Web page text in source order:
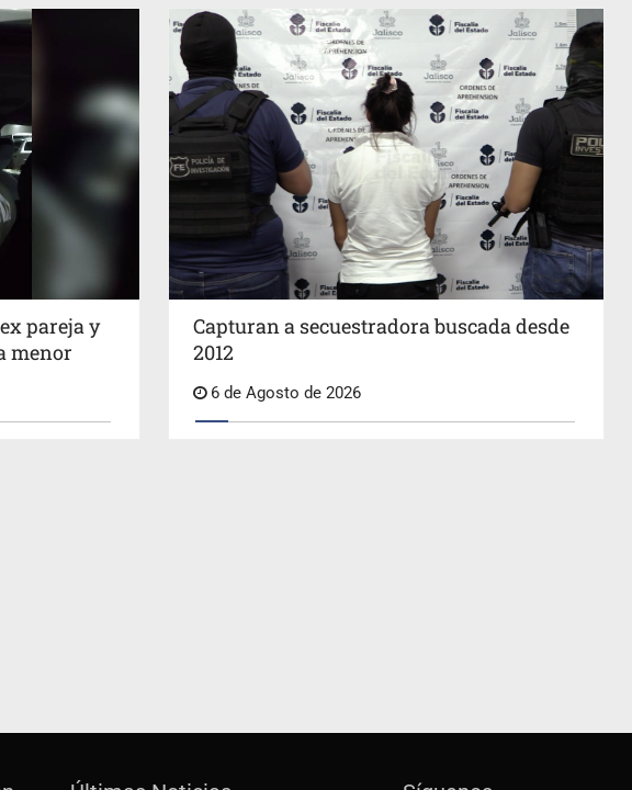
pareja y
menor
Capturan a secuestradora buscada desde
2012
6 de Agosto de 2026